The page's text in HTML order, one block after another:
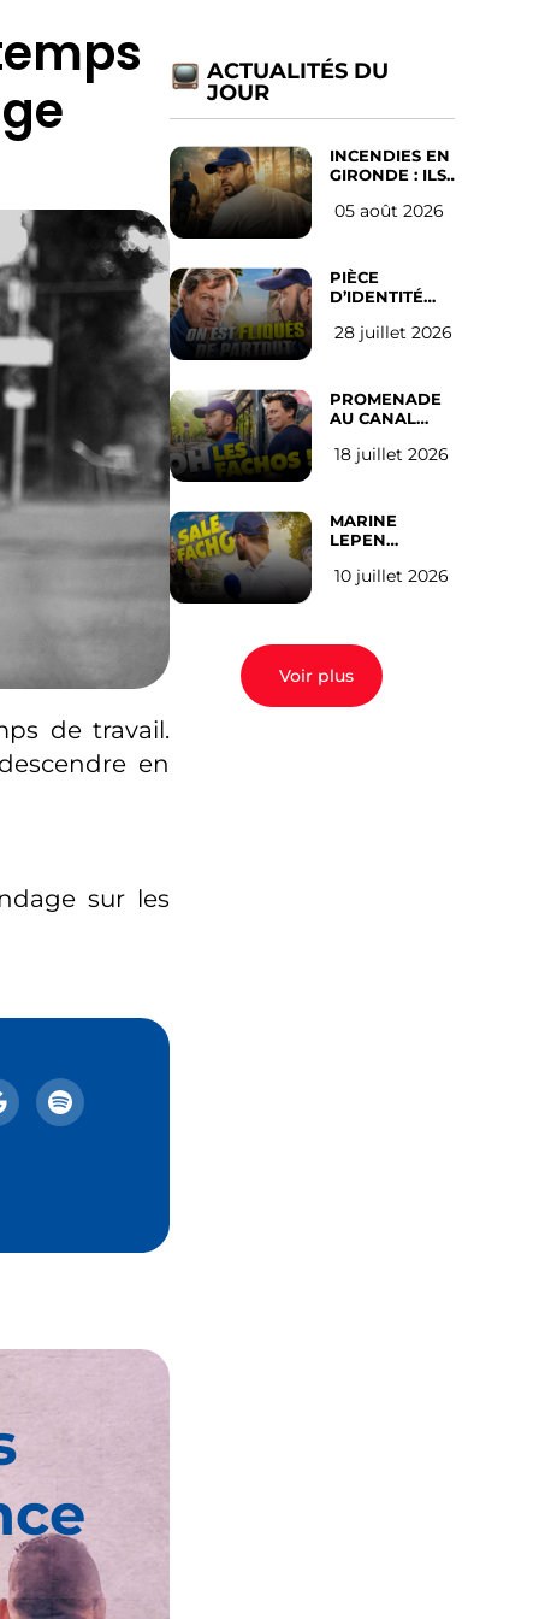
de travail.
en
sur les
ACTUALITÉS DU
JOUR
INCENDIES EN
GIRONDE : ILS
D’ABANDONNER
05 août 2026
PIÈCE
D’IDENTITÉ
SUR LES
l’avis des
Français
28 juillet 2026
PROMENADE
AU CANAL
(les gauchistes
18 juillet 2026
MARINE
LEPEN
EN 2027 : l’avis
10 juillet 2026
Voir plus